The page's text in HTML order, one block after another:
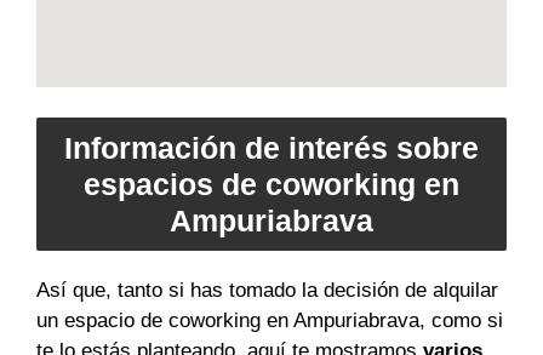
Información de interés sobre
espacios de coworking en
Ampuriabrava
Así que, tanto si has tomado la decisión de alquilar
un espacio de coworking en Ampuriabrava, como si